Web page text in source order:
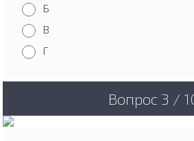
Б
В
Г
Вопрос 3 /